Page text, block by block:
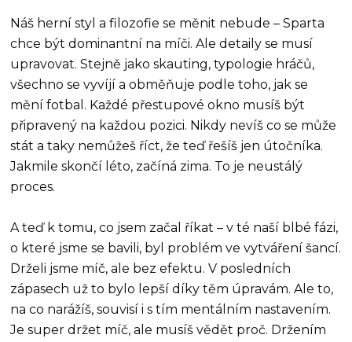
Náš herní styl a filozofie se měnit nebude – Sparta
chce být dominantní na míči. Ale detaily se musí
upravovat. Stejně jako skauting, typologie hráčů,
všechno se vyvíjí a obměňuje podle toho, jak se
mění fotbal. Každé přestupové okno musíš být
připravený na každou pozici. Nikdy nevíš co se může
stát a taky nemůžeš říct, že teď řešíš jen útočníka.
Jakmile skončí léto, začíná zima. To je neustálý
proces.
A teď k tomu, co jsem začal říkat – v té naší blbé fázi,
o které jsme se bavili, byl problém ve vytváření šancí.
Drželi jsme míč, ale bez efektu. V posledních
zápasech už to bylo lepší díky těm úpravám. Ale to,
na co narážíš, souvisí i s tím mentálním nastavením.
Je super držet míč, ale musíš vědět proč. Držením